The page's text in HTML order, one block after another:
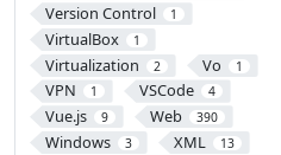
Version Control 1
VirtualBox 1
Virtualization 2 Vo 1
VPN 1 VSCode 4
Vue.js 9 Web 390
Windows 3 XML 13